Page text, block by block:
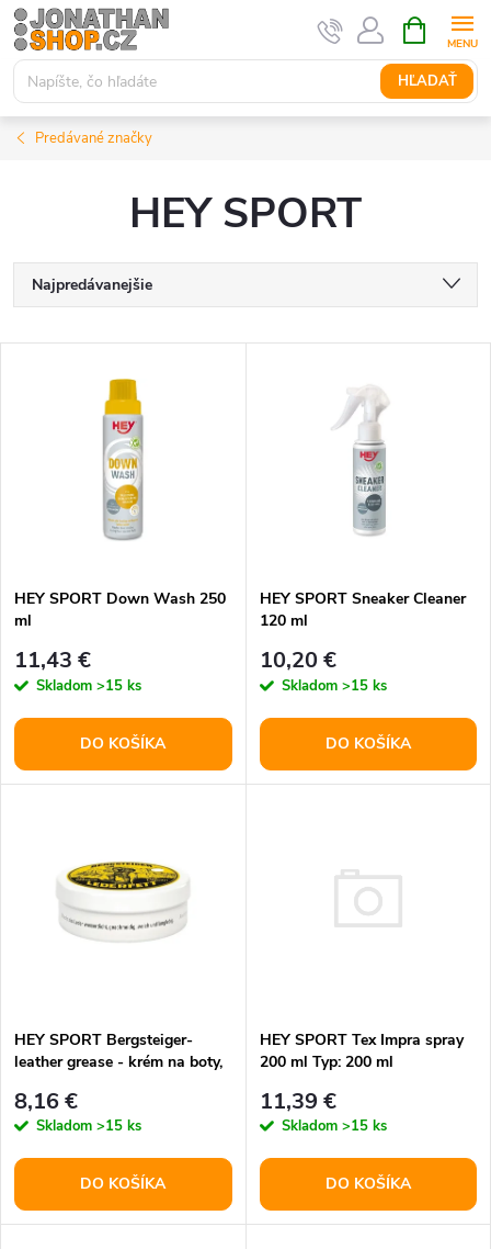
Prejsť
na
obsah
HĽADAŤ
KOŠÍK
Predávané značky
HEY SPORT
R
a
e
p
r
o
o
v
Najpredávanejšie
s
p
r
o
o
v
HEY SPORT Down Wash 250
ml
11,43 €
Skladom >15 ks
DO KOŠÍKA
HEY SPORT Sneaker Cleaner
120 ml
10,20 €
Skladom >15 ks
DO KOŠÍKA
HEY SPORT Bergsteiger-
leather grease - krém na boty,
8,16 €
Skladom >15 ks
DO KOŠÍKA
HEY SPORT Tex Impra spray
200 ml Typ: 200 ml
11,39 €
Skladom >15 ks
DO KOŠÍKA